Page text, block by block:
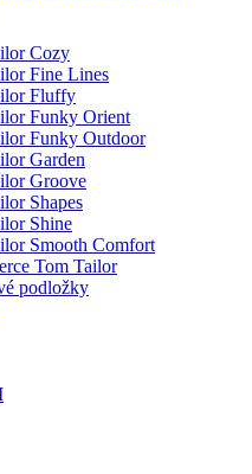
Cozy
Fine Lines
Fluffy
Funky Orient
Funky Outdoor
Garden
Groove
Shapes
Shine
Smooth Comfort
Tom Tailor
podložky